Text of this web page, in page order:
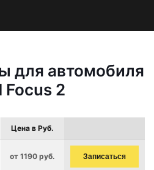
для автомобиля
Focus 2
Цена в Руб.
от 1190 руб. Записаться